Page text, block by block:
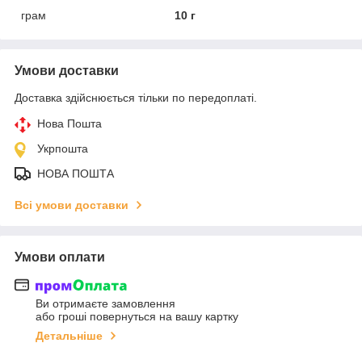
грам
10 г
Умови доставки
Доставка здійснюється тільки по передоплаті.
Нова Пошта
Укрпошта
НОВА ПОШТА
Всі умови доставки
Умови оплати
Ви отримаєте замовлення
або гроші повернуться на вашу картку
Детальніше